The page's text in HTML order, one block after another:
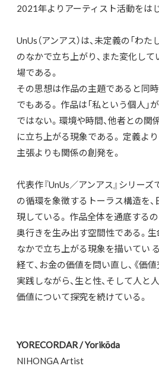
2021年よりアーティスト活動をは
UnUs（アンアス）は、未定義の「わた
のなかで立ち上がり、また変化し
場である。
その思想は作品の主題であると同
でもある。 作品は「私という個人」
ではない。環境や時間、他者との関
に立ち上がる現象である。 定義よ
主張よりも関係の創発を。
代表作『UnUs／アンアス』シリーズ
の循環を象徴するトーラス構造を
現している。 作品全体を通底する
奥行きを生み出す空間性である。生
なかで立ち上がる現象を描いてい
経て、お金の価値を問い直し、《価
実践しながら、生と性、そして人と
価値について探究を続けている。
YORECORDAR / Yorikōda
NIHONGA Artist